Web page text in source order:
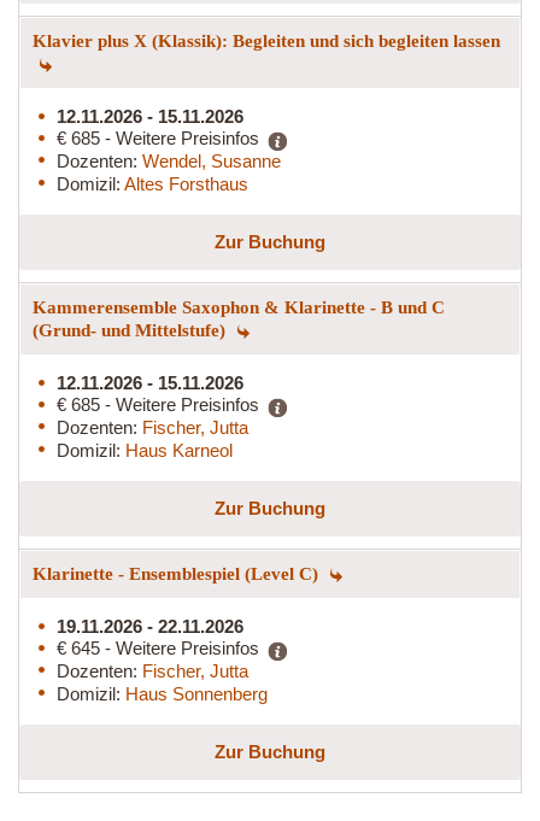
Klavier plus X (Klassik): Begleiten und sich begleiten lassen
12.11.2026 - 15.11.2026
€ 685 - Weitere Preisinfos
Dozenten: Wendel, Susanne
Domizil: Altes Forsthaus
Zur Buchung
Kammerensemble Saxophon & Klarinette - B und C
(Grund- und Mittelstufe)
12.11.2026 - 15.11.2026
€ 685 - Weitere Preisinfos
Dozenten: Fischer, Jutta
Domizil: Haus Karneol
Zur Buchung
Klarinette - Ensemblespiel (Level C)
19.11.2026 - 22.11.2026
€ 645 - Weitere Preisinfos
Dozenten: Fischer, Jutta
Domizil: Haus Sonnenberg
Zur Buchung